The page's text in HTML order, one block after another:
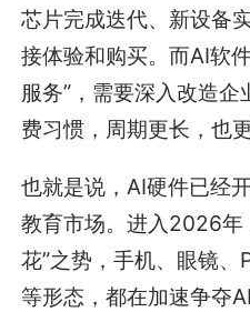
芯片完成迭代、新设备
接体验和购买。而AI软
服务”，需要深入改造
费习惯，周期更长，也更
也就是说，AI硬件已经
教育市场。进入2026年
花”之势，手机、眼镜
等形态，都在加速争夺